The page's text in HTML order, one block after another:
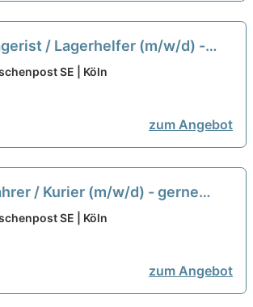
/ Lagerhelfer (m/w/d) -
neu SE | Köln
zum Angebot
/ Kurier (m/w/d) - gerne
neu
SE | Köln
zum Angebot